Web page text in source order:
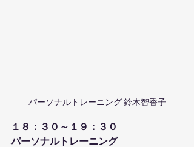
パーソナルトレーニング 鈴木智香子
１８：３０～１９：３０
パーソナルトレーニング